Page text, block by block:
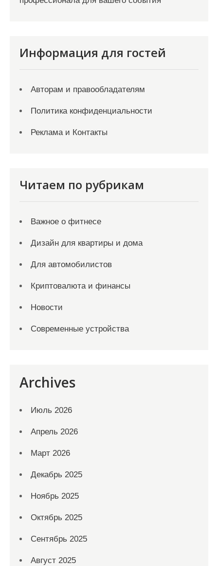
Информация для гостей
Авторам и правообладателям
Политика конфиденциальности
Реклама и Контакты
Читаем по рубрикам
Важное о фитнесе
Дизайн для квартиры и дома
Для автомобилистов
Криптовалюта и финансы
Новости
Современные устройства
Archives
Июль 2026
Апрель 2026
Март 2026
Декабрь 2025
Ноябрь 2025
Октябрь 2025
Сентябрь 2025
Август 2025